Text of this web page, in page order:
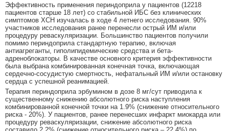
Эффективность применения периндоприла у пациентов (12218
пациентов старше 18 лет) со стабильной ИБС без клинических
симптомов ХСН изучалась в ходе 4 летнего исследования. 90%
участников исследования ранее перенесли острый ИМ и/или
процедуру реваскуляризации. Большинство пациентов получили
помимо периндоприла стандартную терапию, включая
антиагреганты, гиполипидемические средства и бета-
адреноблокаторы. В качестве основного критерия эффективности
была выбрана комбинированная конечная точка, включающая
сердечно-сосудистую смертность, нефатальный ИМ и/или остановку
сердца с успешной реанимацией.
Терапия периндоприла эрбумином в дозе 8 мг/сут приводила к
существенному снижению абсолютного риска наступления
комбинированной конечной точки на 1.9% (снижение относительного
риска - 20%). У пациентов, ранее перенесших инфаркт миокарда или
процедуру реваскуляризации, снижение абсолютного риска